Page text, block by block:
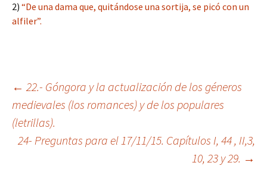
2) “De una dama que, quitándose una sortija, se picó con un
alfiler”.
Navegació
pels
← 22.- Góngora y la actualización de los géneros
medievales (los romances) y de los populares
(letrillas).
24- Preguntas para el 17/11/15. Capítulos I, 44 , II,3,
10, 23 y 29. →